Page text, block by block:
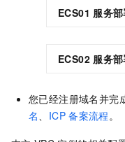
ECS01 服务
ECS02 服务
您已经注册域名并完
名、 ICP 备案流程。